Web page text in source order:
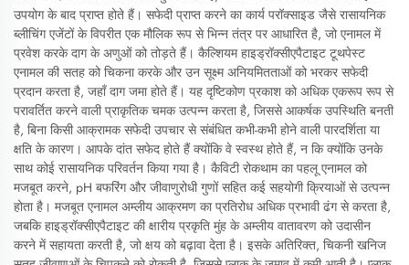
उपयोग के बाद प्राप्त होते हैं। सफेदी प्राप्त करने का कार्य परॉक्साइड जैसे रासायनिक
ब्लीचिंग एजेंटों के विपरीत एक मौलिक रूप से भिन्न तंत्र पर आधारित है, जो एनामल में
प्रवेश करके दाग के अणुओं को तोड़ते हैं। कैल्शियम हाइड्रॉक्सीएपैटाइट टूथपेस्ट
एनामल की सतह को चिकना करके और उन सूक्ष्म अनियमितताओं को भरकर सफेदी
प्रदान करता है, जहाँ दाग जमा होते हैं। यह दृष्टिकोण प्रकाश को अधिक एकरूप रूप से
परावर्तित करने वाली प्राकृतिक चमक उत्पन्न करता है, जिससे आकर्षक उपस्थिति बनती
है, बिना किसी आक्रामक सफेदी उपचार से संबंधित कभी-कभी होने वाली पारदर्शिता या
क्षति के कारण। आपके दांत सफेद होते हैं क्योंकि वे स्वस्थ होते हैं, न कि क्योंकि उनके
साथ कोई रासायनिक परिवर्तन किया गया है। कैविटी रोकथाम का पहलू एनामल को
मजबूत करने, pH बफरिंग और जीवाणुरोधी गुणों सहित कई सहयोगी क्रियाओं से उत्पन्न
होता है। मजबूत एनामल अम्लीय आक्रमण का प्रतिरोध अधिक प्रभावी ढंग से करता है,
जबकि हाइड्रॉक्सीएपैटाइट की क्षारीय प्रकृति मुंह के अम्लीय वातावरण को उदासीन
करने में सहायता करती है, जो क्षय को बढ़ावा देता है। इसके अतिरिक्त, चिकनी खनिज